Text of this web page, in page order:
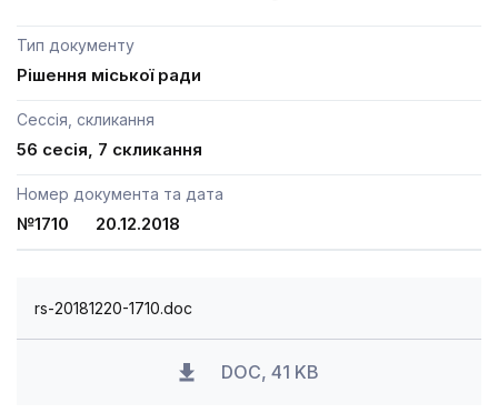
Тип документу
Рішення міської ради
Сессія, скликання
56 сесія, 7 скликання
Номер документа та дата
№1710 20.12.2018
rs-20181220-1710.doc
DOC, 41 KB